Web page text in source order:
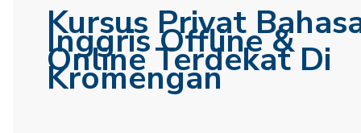
Kursus Privat
Inggris Offline &
Online Terdekat Di
Kromengan